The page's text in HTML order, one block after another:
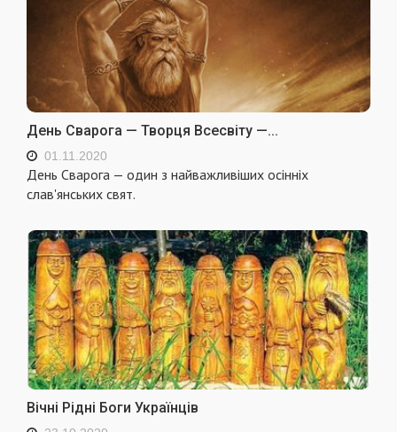
День Сварога — Творця Всесвіту —...
01.11.2020
День Сварога — один з найважливіших осінніх
слав'янських свят.
Вічні Рідні Боги Українців